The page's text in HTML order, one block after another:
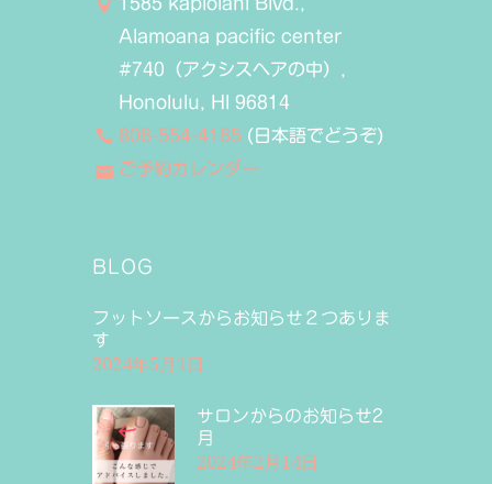
1585 kapiolani Blvd.,
Alamoana pacific center
#740（アクシスヘアの中）,
Honolulu, HI 96814
808-554-4185 (日本語でどうぞ)
ご予約カレンダー
BLOG
フットソースからお知らせ２つありま
す
2024年5月1日
サロンからのお知らせ2
月
2024年2月14日